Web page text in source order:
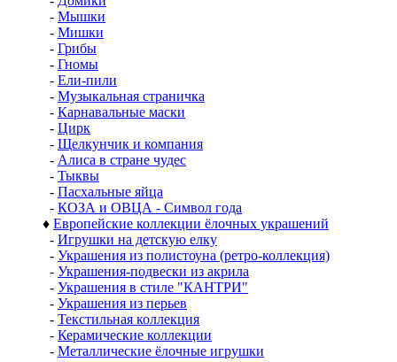
- Мышки
- Мишки
- Грибы
- Гномы
- Ели-пили
- Музыкальная страничка
- Карнавальные маски
- Цирк
- Щелкунчик и компания
- Алиса в стране чудес
- Тыквы
- Пасхальные яйца
- КОЗА и ОВЦА - Символ года
♦ Европейские коллекции ёлочных украшений
- Игрушки на детскую елку
- Украшения из полистоуна (ретро-коллекция)
- Украшения-подвески из акрила
- Украшения в стиле "КАНТРИ"
- Украшения из перьев
- Текстильная коллекция
- Керамические коллекции
- Металлические ёлочные игрушки